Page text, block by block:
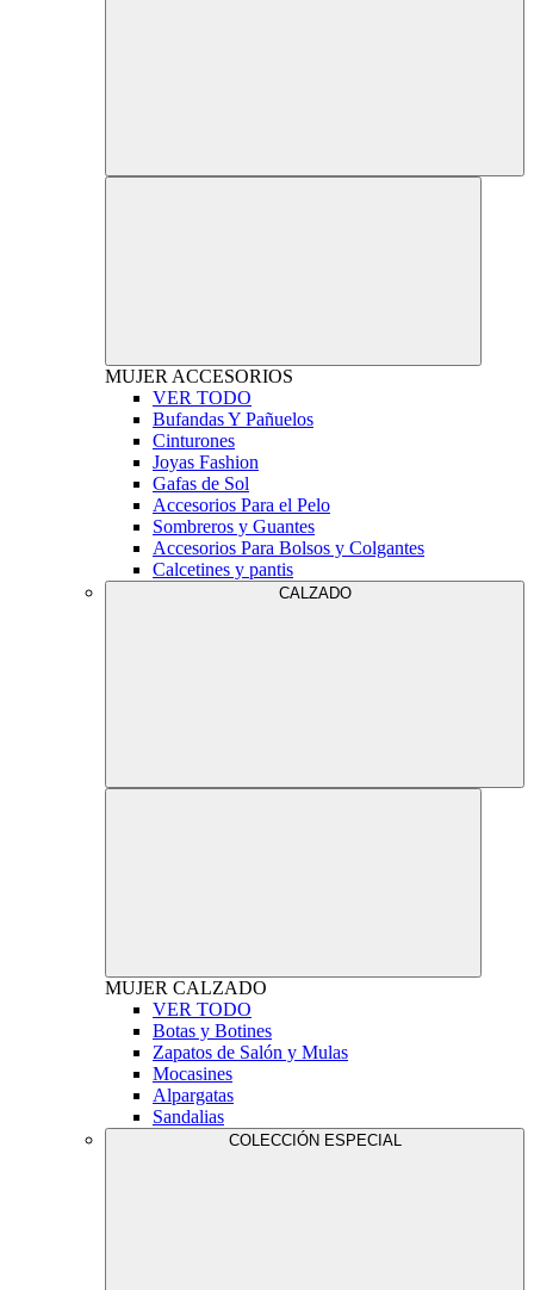
MUJER ACCESORIOS
VER TODO
Bufandas Y Pañuelos
Cinturones
Joyas Fashion
Gafas de Sol
Accesorios Para el Pelo
Sombreros y Guantes
Accesorios Para Bolsos y Colgantes
Calcetines y pantis
CALZADO
MUJER CALZADO
VER TODO
Botas y Botines
Zapatos de Salón y Mulas
Mocasines
Alpargatas
Sandalias
COLECCIÓN ESPECIAL